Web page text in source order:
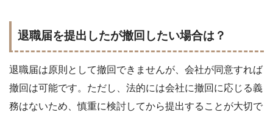
退職届を提出したが撤回したい場合は？
退職届は原則として撤回できませんが、会社が同意すれば
撤回は可能です。ただし、法的には会社に撤回に応じる義
務はないため、慎重に検討してから提出することが大切で